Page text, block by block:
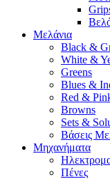
Μελάνια
Black &
White &
Greens
Blues &
Red &
Browns
Sets &
Βάσεις
Μηχανήματα
Πένες